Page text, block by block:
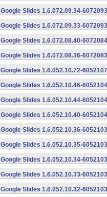
Google Slides 1.6.072.09.34-
Google Slides 1.6.072.09.33-
Google Slides 1.6.072.08.40-
Google Slides 1.6.072.08.36-
Google Slides 1.6.052.10.72-
Google Slides 1.6.052.10.46-
Google Slides 1.6.052.10.44-
Google Slides 1.6.052.10.40-
Google Slides 1.6.052.10.36-
Google Slides 1.6.052.10.35-
Google Slides 1.6.052.10.34-
Google Slides 1.6.052.10.33-
Google Slides 1.6.052.10.32-